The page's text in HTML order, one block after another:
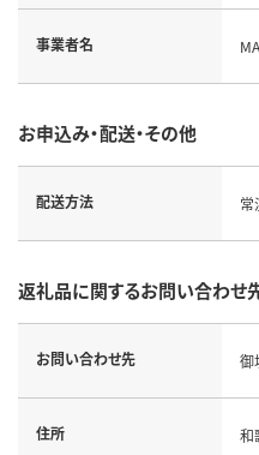
事業者名
お申込み・配送・その他
配送方法 常
返礼品に関するお問い合わせ
お問い合わせ先 御
住所 和